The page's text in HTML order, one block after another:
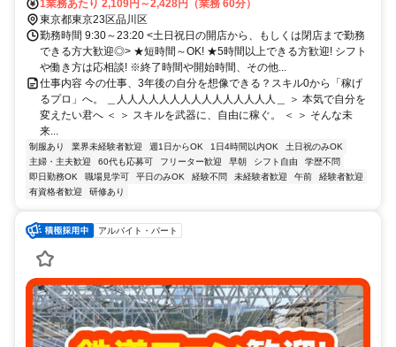
1業務あたり 2,109円～2,428円（業務 60分）
東京都東京23区品川区
勤務時間 9:30～23:20 <土日祝日の開店から、もしくは閉店まで勤務
できる方大歓迎◎> ★短時間～OK! ★5時間以上できる方歓迎! シフト
や働き方は応相談! ※終了時間や開始時間、その他...
仕事内容 今の仕事、3年後の自分を想像できる？スキル0から「稼げ
るプロ」へ。 ＿人人人人人人人人人人人人人人人＿ ＞ 本気で自分を
変えたい君へ ＜ ＞ スキルを武器に、自由に稼ぐ。 ＜ ＞ そんな未
来...
制服あり 業界未経験者歓迎 週1日からOK 1日4時間以内OK
土日祝のみOK
主婦・主夫歓迎
60代も応募可 フリーター歓迎 早朝 シフト自由
学歴不問
即日勤務OK
職場見学可 平日のみOK 経験不問 未経験者歓迎 午前
経験者歓迎
有資格者歓迎
研修あり
アルバイト・パート